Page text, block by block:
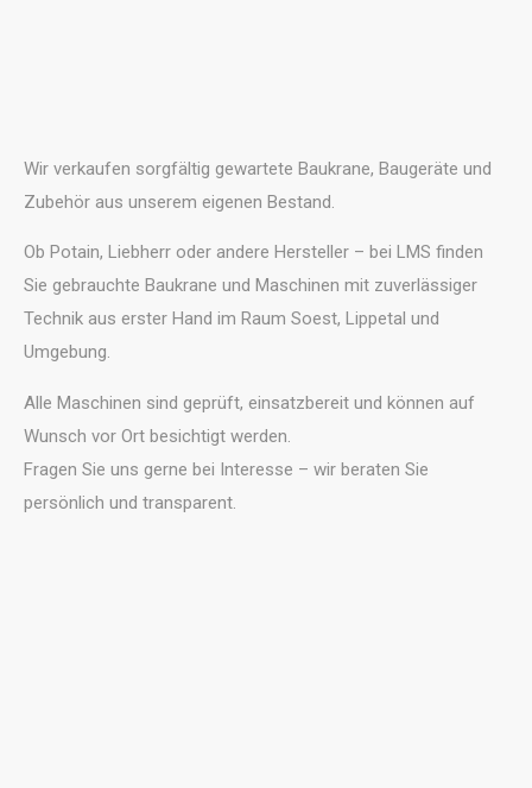
Wir verkaufen sorgfältig gewartete Baukrane, Baugeräte und
Zubehör aus unserem eigenen Bestand.
Ob Potain, Liebherr oder andere Hersteller – bei LMS finden
Sie gebrauchte Baukrane und Maschinen mit zuverlässiger
Technik aus erster Hand im Raum Soest, Lippetal und
Umgebung.
Alle Maschinen sind geprüft, einsatzbereit und können auf
Wunsch vor Ort besichtigt werden.
Fragen Sie uns gerne bei Interesse – wir beraten Sie
persönlich und transparent.